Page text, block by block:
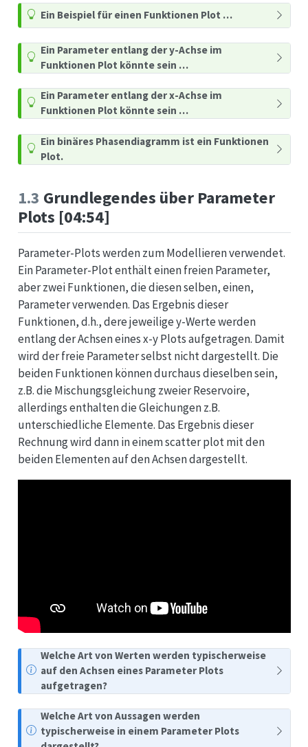
Ein Beispiel für einen Funktionen Plot …
Ein Parameter entlang der y-Achse im
Funktionen Plot könnte sein …
Ein Parameter entlang der x-Achse im
Funktionen Plot könnte sein …
Ein binäres Phasendiagramm ist ein Funktionen
Plot.
1.3 Grundlegendes über Parameter
Plots [04:54]
Parameter-Plots werden zum Modellieren verwendet.
Ein Parameter-Plot enthält einen freien Parameter,
aber zwei Funktionen, die diesen selben, einen,
Parameter verwenden. Das Ergebnis dieser
Funktionen, d.h., dere jeweilige y-Werte werden
entlang der Achsen eines x-y Plots aufgetragen. Damit
wird der freie Parameter selbst nicht dargestellt. Die
beiden Funktionen können durchaus dieselben sein,
z.B. die Mischungsgleichung zweier Reservoire,
allerdings enthalten die Gleichungen z.B.
unterschiedliche Elemente. Das Ergebnis dieser
Rechnung wird dann in einem scatter plot mit den
beiden Elementen auf den Achsen dargestellt.
Welche Art von Werten werden typischerweise
auf den Achsen eines Parameter Plots
aufgetragen?
Welche Art von Aussagen werden
typischerweise in einem Parameter Plots